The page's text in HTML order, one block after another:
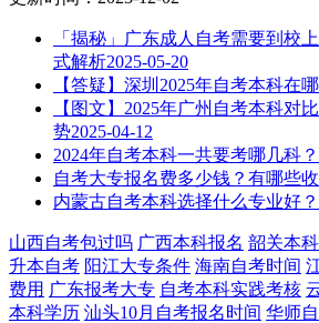
「揭秘」广东成人自考需要到校
式解析2025-05-20
【答疑】深圳2025年自考本科在
【图文】2025年广州自考本科对
势2025-04-12
2024年自考本科一共要考哪几科？
自考大专报名费多少钱？有哪些收
内蒙古自考本科选择什么专业好？
山西自考包过吗 广西本科报名 韶关本科
升本自考 阳江大专条件 海南自考时间
费用 广东报考大专 自考本科实践考核
本科学历 汕头10月自考报名时间 华师